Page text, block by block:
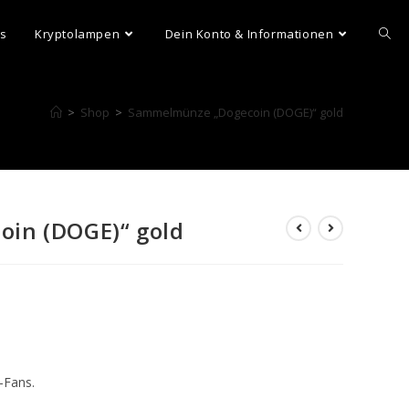
Kryptolampen Dein Konto & Informationen
> Shop > Sammelmünze „Dogecoin (DOGE)“ gold
(DOGE)“ gold